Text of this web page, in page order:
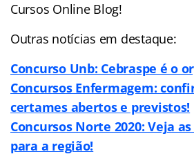
Cursos Online Blog!
Outras notícias em destaque:
Concurso Unb: Cebraspe é o
Concursos Enfermagem:
certames abertos e previstos!
Concursos Norte 2020: Veja
para a região!